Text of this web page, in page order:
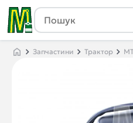
Запчастини Трактор